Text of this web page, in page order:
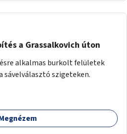
a Grassalkovich úton
alkalmas burkolt felületek
sávelválasztó szigeteken.